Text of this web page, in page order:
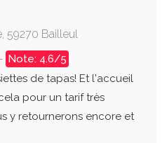
59270 Bailleul
Note: 4.6/5
de tapas! Et l'accueil
pour un tarif très
y retournerons encore et